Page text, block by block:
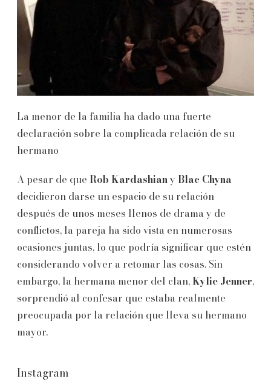
La menor de la familia ha dado una fuerte
declaración sobre la complicada relación de su
hermano
A pesar de que Rob Kardashiany Blac Chyna
decidieron darse un espacio de su relación
después de unos meses llenos de drama y de
conflictos, la pareja ha sido vista en numerosas
ocasiones juntas, lo que podría significar que estén
considerando volver a retomar las cosas. Sin
embargo, la hermana menor del clan, Kylie Jenner,
sorprendió al confesar que estaba realmente
preocupada por la relación que lleva su hermano
mayor.
Instagram